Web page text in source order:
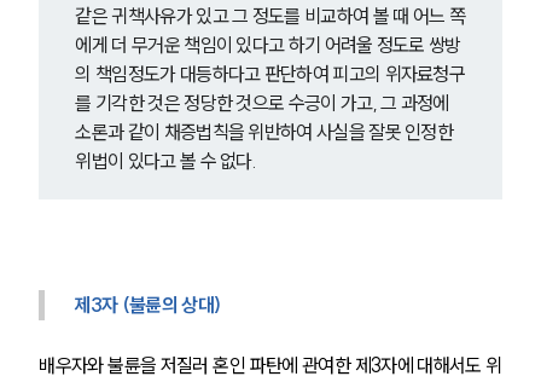
같은 귀책사유가 있고 그 정도를 비교하여 볼 때 어느 쪽
에게 더 무거운 책임이 있다고 하기 어려울 정도로 쌍방
의 책임정도가 대등하다고 판단하여 피고의 위자료청구
를 기각한 것은 정당한 것으로 수긍이 가고, 그 과정에
소론과 같이 채증법칙을 위반하여 사실을 잘못 인정한
위법이 있다고 볼 수 없다.
제3자 (불륜의 상대)
배우자와 불륜을 저질러 혼인 파탄에 관여한 제3자에 대해서도 위